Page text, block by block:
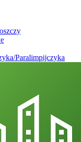
Paralimpijczyka